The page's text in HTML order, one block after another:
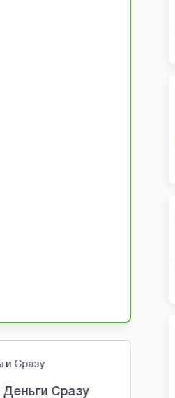
Первый займ бесплатно